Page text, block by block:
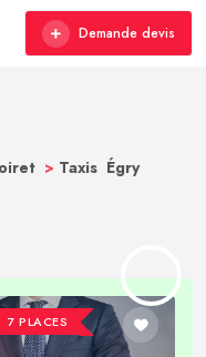
Demande devis
> Taxis Égry
7 PLACES